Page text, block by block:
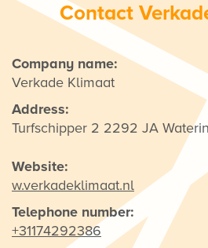
Contact
Company name:
Verkade Klimaat
Address:
Turfschipper 2 2292 JA
Website:
w.verkadeklimaat.nl
Telephone number:
+31174292386